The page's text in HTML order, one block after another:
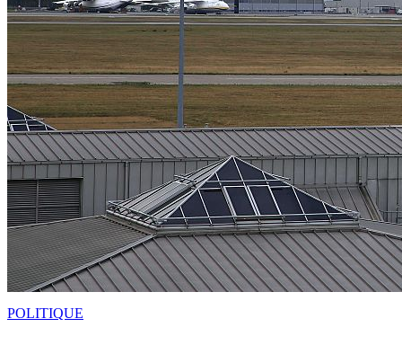
POLITIQUE